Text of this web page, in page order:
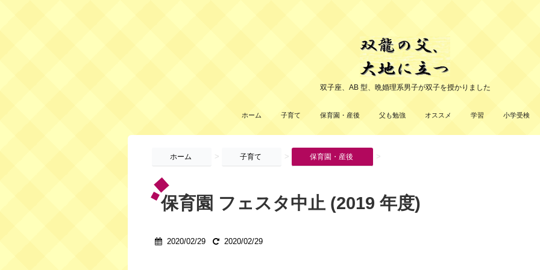
双子座、AB 型、晩婚理系男子が双子を授かりました
ホーム 子育て 保育園・産後 父も勉強 オススメ 学習 小学受検
ホーム > 子育て > 保育園・産後 >
保育園 フェスタ中止 (2019 年度)
2020/02/29 2020/02/29